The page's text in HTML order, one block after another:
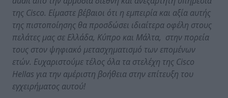
της Cisco. Είμαστε βέβαιοι ότι η εμπειρία και αξία αυτής
της πιστοποίησης θα προσδώσει ιδιαίτερα οφέλη στους
πελάτες μας σε Ελλάδα, Κύπρο και Μάλτα, στην πορεία
τους στον ψηφιακό μετασχηματισμό των επομένων
ετών. Ευχαριστούμε τέλος όλα τα στελέχη της Cisco
Hellas για την αμέριστη βοήθεια στην επίτευξη του
εγχειρήματος αυτού!